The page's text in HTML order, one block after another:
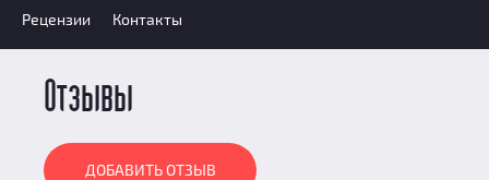
Рецензии Контакты
Отзывы
ДОБАВИТЬ ОТЗЫВ